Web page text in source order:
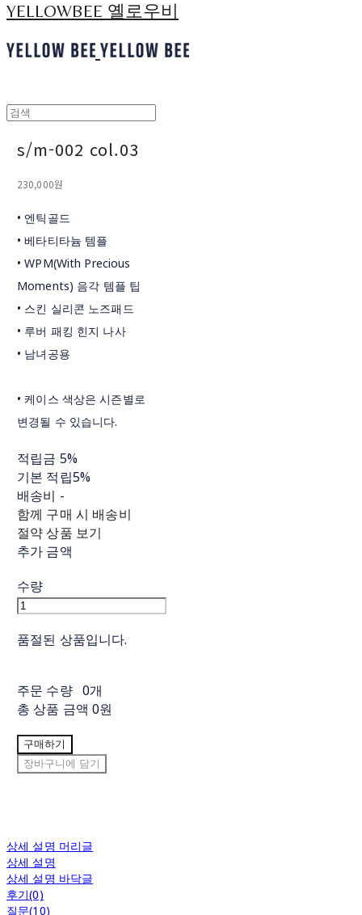
YELLOWBEE 옐로우비
s/m-002 col.03
230,000원
• 엔틱골드
• 베타티타늄 템플
• WPM(With Precious
Moments) 음각 템플 팁
• 스킨 실리콘 노즈패드
• 루버 패킹 힌지 나사
• 남녀공용
• 케이스 색상은 시즌별로
변경될 수 있습니다.
적립금 5%
기본 적립5%
배송비 -
함께 구매 시 배송비
절약 상품 보기
추가 금액
수량
품절된 상품입니다.
주문 수량 0개
총 상품 금액 0원
구매하기
장바구니에 담기
상세 설명 머리글
상세 설명
상세 설명 바닥글
후기(0)
질문(10)